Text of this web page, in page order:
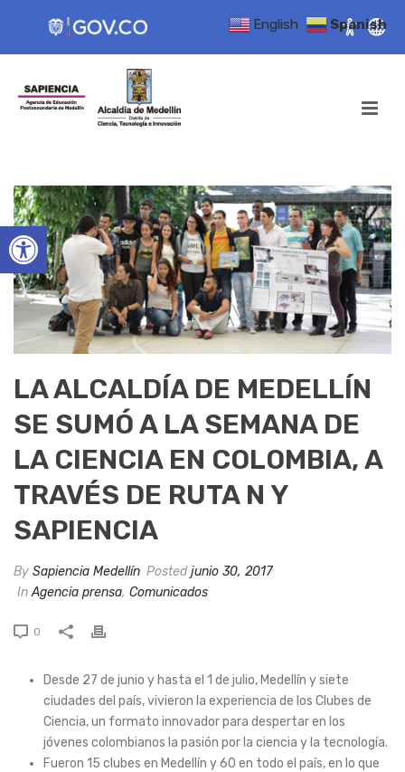
Open toolbar
LA ALCALDÍA DE MEDELLÍN
SE SUMÓ A LA SEMANA DE
LA CIENCIA EN COLOMBIA, A
TRAVÉS DE RUTA N Y
SAPIENCIA
By Sapiencia Medellín Postedjunio 30, 2017
InAgencia prensa, Comunicados
0
Desde 27 de junio y hasta el 1 de julio, Medellín y siete
ciudades del país, vivieron la experiencia de los Clubes de
Ciencia, un formato innovador para despertar en los
jóvenes colombianos la pasión por la ciencia y la tecnología.
Fueron 15 clubes en Medellín y 60 en todo el país, en lo que
English Spanish